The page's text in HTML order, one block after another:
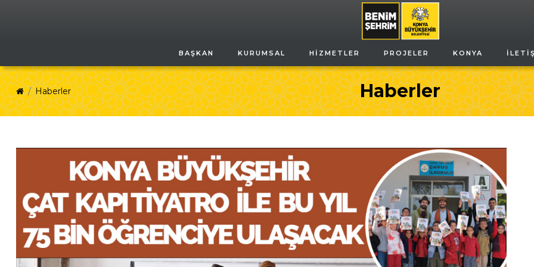
BAŞKAN KURUMSAL HIZMETLER PROJELER KONYA
Haberler
Haberler